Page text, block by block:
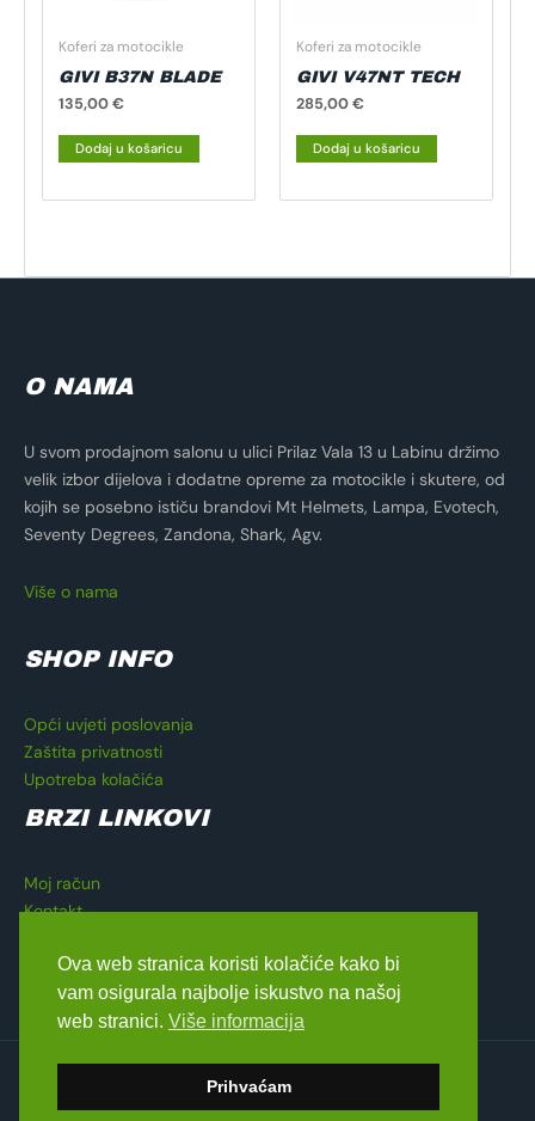
Koferi za motocikle
GIVI B37N BLADE
135,00€
Dodaj u košaricu
Koferi za motocikle
GIVI V47NT TECH
285,00€
Dodaj u košaricu
O NAMA
U svom prodajnom salonu u ulici Prilaz Vala 13 u Labinu držimo
velik izbor dijelova i dodatne opreme za motocikle i skutere, od
kojih se posebno ističu brandovi Mt Helmets, Lampa, Evotech,
Seventy Degrees, Zandona, Shark, Agv.
Više o nama
SHOP INFO
Opći uvjeti poslovanja
Zaštita privatnosti
Upotreba kolačića
BRZI LINKOVI
Moj račun
Kontakt
Blagajna
Copyright © 2026 Lavado Moto Shop
Ova web stranica koristi kolačiće kako bi
vam osigurala najbolje iskustvo na našoj
web stranici. Više informacija
Prihvaćam